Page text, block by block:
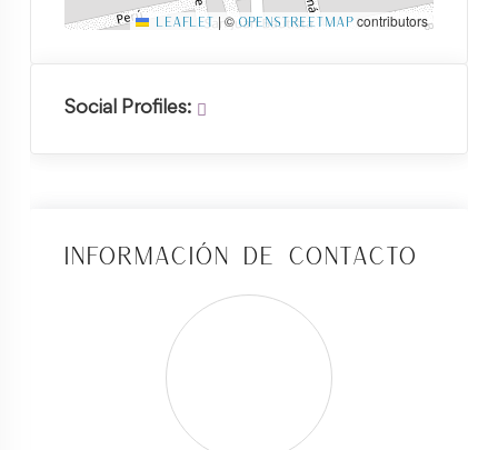
Leaflet |© OpenStreetMap contributors
Social Profiles:
Información de Contacto